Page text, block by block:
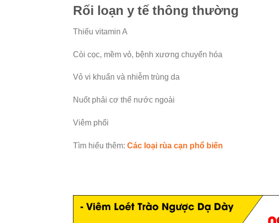
Rối loạn y tế thông thường
Thiếu vitamin A
Còi cọc, mềm vỏ, bệnh xương chuyển hóa
Vỏ vi khuẩn và nhiễm trùng da
Nuốt phải cơ thể nước ngoài
Viêm phổi
Tìm hiểu thêm: Các loại rùa cạn phổ biến